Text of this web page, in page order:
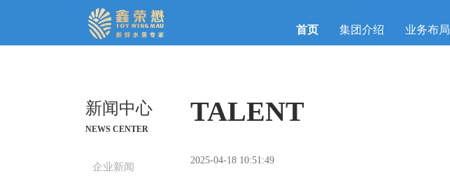
首页 集团介绍 业务布局
新闻中心
NEWS CENTER
企业新闻
TALENT
2025-04-18 10:51:49